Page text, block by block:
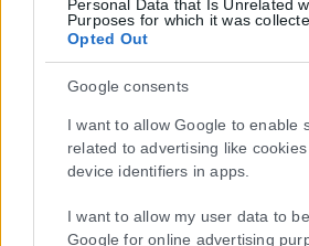
Personal Data that Is Unrelated
Purposes for which it was
Opted Out
Google consents
I want to allow Google to enable
related to advertising like
device identifiers in apps.
I want to allow my user data to
Google for online advertising
συμμορφώνονται με τη Σύσταση (ΕΕ)
1ης Μαρτίου 2018 σχετικά με τα μέτρα για
Μοναδικός αριθμός Μ.Η.Τ. 262048
ΤΑ ΠΡΩΤΟΣΕΛΙΔΑ ΣΗΜΕΡΑ